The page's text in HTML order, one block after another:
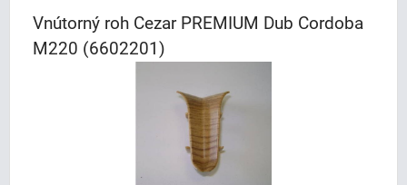
Vnútorný roh Cezar PREMIUM Dub Cordoba
M220 (6602201)